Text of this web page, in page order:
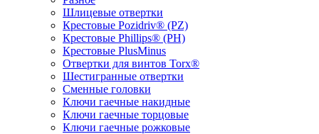
Шлицевые отвертки
Крестовые Pozidriv® (PZ)
Крестовые Phillips® (PH)
Крестовые PlusMinus
Отвертки для винтов Torx®
Шестигранные отвертки
Сменные головки
Ключи гаечные накидные
Ключи гаечные торцовые
Ключи гаечные рожковые